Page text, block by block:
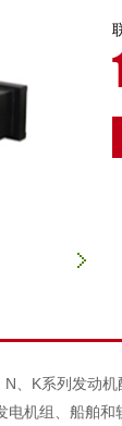
、K系列发动
机组、船舶